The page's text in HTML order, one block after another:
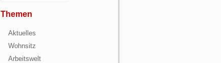
Themen
Aktuelles
Wohnsitz
Arbeitswelt